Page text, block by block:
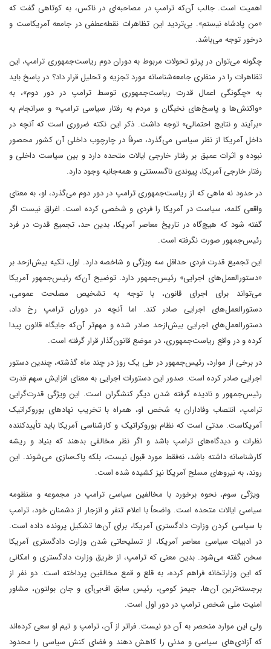
اهمیت است. جالب آن‌که ترامپ در مصاحبه‌ای در ناکس، به کوتاهی گفت که
«من پادشاه نیستم». بی‌تردید این تظاهرات نقطه‌عطفی در جامعه آمریکاست و
درخور توجه می‌باشد.
چگونه می‌توان در پرتو تحولات مربوط به دوران دوم ریاست‌جمهوری ترامپ، این
تظاهرات را در منظری جامعه‌شناسانه مورد تجزیه و تحلیل قرار داد؟ در پاسخ باید
به «چگونگی اعمال قدرت ریاست‌جمهوری توسط ترامپ در دور دوم»، به
«واکنش‌ها و پاسخ‌های نخبگان و مردم به رفتار سیاسی ترامپ» و سرانجام به
«برآیند و نتایج احتمالی» توجه داشت. ذکر این نکته ضروری است که آنچه در
داخل آمریکا از نظر سیاسی می‌گذرد، صرفاً در چارچوب داخلی آن کشور محصور
نبوده و اثرات عمیق بر رفتار خارجی ایالات متحده دارد و بین سیاست داخلی و
رفتار خارجی آمریکا، پیوندی ناگسستنی و همه‌جانبه وجود دارد.
در حدود نه ماهی که از ریاست‌جمهوری ترامپ در دور دوم می‌گذرد، او، به معنای
واقعی کلمه، سیاست در آمریکا را فردی و شخصی کرده است. اغراق نیست اگر
گفته شود که هیچ‌گاه در تاریخ معاصر آمریکا، بدین حد، تجمیع قدرت در فرد
رئیس‌جمهور صورت نگرفته است.
این تجمیع قدرت فردی حداقل سه ویژگی و شاخصه دارد. اول، تکیه بیش‌ازحد بر
«دستورالعمل‌های اجرایی» رئیس‌جمهور دارد. توضیح آن‌که رئیس‌جمهور آمریکا
می‌تواند برای اجرای قانون، با توجه به تشخیص مصلحت عمومی،
دستورالعمل‌های اجرایی صادر کند. اما آنچه در دوران ترامپ رخ داد،
دستورالعمل‌های اجرایی بیش‌ازحد صادر شده و مهم‌تر آن‌که جایگاه قانون پیدا
کرده و در واقع ریاست‌جمهوری، در موضع قانون‌گذار قرار گرفته است.
در برخی از موارد، رئیس‌جمهور در طی یک روز در چند ماه گذشته، چندین دستور
اجرایی صادر کرده است. صدور این دستورات اجرایی به معنای افزایش سهم قدرت
رئیس‌جمهور و نادیده گرفته شدن دیگر کنشگران است. این ویژگی قدرت‌گرایی
ترامپ، انتصاب وفاداران به شخص او، همراه با تخریب نهادهای بوروکراتیک
آمریکاست. مدتی است که نظام بوروکراتیک و کارشناسی آمریکا باید تأییدکننده
نظرات و دیدگاه‌های ترامپ باشد و اگر نظر مخالفی بدهند که بنیاد و ریشه
کارشناسانه داشته باشد، نه‌فقط مورد قبول نیست، بلکه پاک‌سازی می‌شوند. این
روند، به نیروهای مسلح آمریکا نیز کشیده شده است.
ویژگی سوم، نحوه برخورد با مخالفین سیاسی ترامپ در مجموعه و منظومه
سیاسی ایالات متحده است. واضحاً با اعلام تنفر و انزجار از دشمنان خود، ترامپ
با سیاسی کردن وزارت دادگستری آمریکا، برای آن‌ها تشکیل پرونده داده است.
در ادبیات سیاسی معاصر آمریکا، از تسلیحاتی شدن وزارت دادگستری آمریکا
سخن گفته می‌شود. بدین معنی که ترامپ، از طریق وزارت دادگستری و امکانی
که این وزارتخانه فراهم کرده، به قلع و قمع مخالفین پرداخته است. دو نفر از
برجسته‌ترین آن‌ها، جیمز کومی، رئیس سابق اف‌بی‌آی و جان بولتون، مشاور
امنیت ملی شخص ترامپ در دور اول است.
ولی این موارد منحصر به آن دو نیست. فراتر از آن، ترامپ و تیم او سعی کرده‌اند
که آزادی‌های سیاسی و مدنی را کاهش دهند و فضای کنش سیاسی را محدود